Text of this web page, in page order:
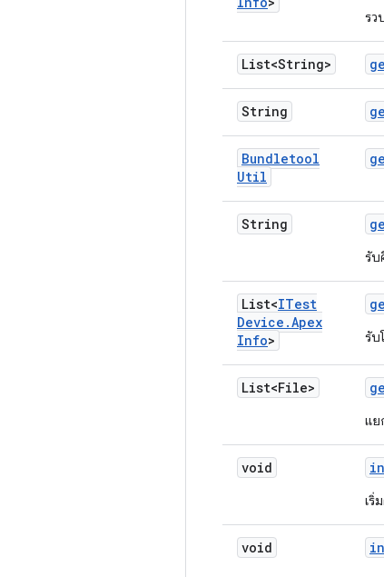
รว
List<String>
String
Bundletool
Util
String
รับ
List<ITest
Device .Apex
Info> รับ
List<File>
แย
void
เริ่
void